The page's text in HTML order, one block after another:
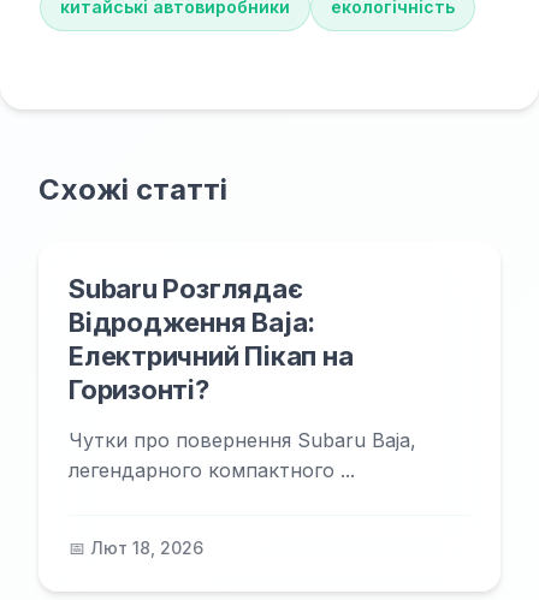
китайські автовиробники екологічність
Схожі статті
Subaru Розглядає
Відродження Baja:
Електричний Пікап на
Горизонті?
Чутки про повернення Subaru Baja,
легендарного компактного ...
📅 Лют 18, 2026